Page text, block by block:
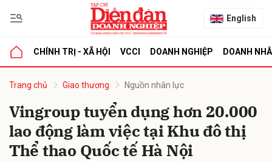
English
CHÍNH TRỊ - XÃ HỘI VCCI DOANH NGHIỆP DOANH
Trang chủ Giao thương Nguồn nhân lực
Vingroup tuyển dụng hơn 20.000
lao động làm việc tại Khu đô thị
Thể thao Quốc tế Hà Nội
luận